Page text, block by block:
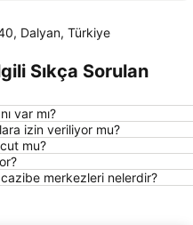
Airport
Halk Plajı
Göl
Koyu
Otobüs Terminali
Turtle Research Rescue and Rehabilitation Centre
Dalyan, Türkiye
Sıkça Sorulan
var mı?
izin veriliyor mu?
mu?
merkezleri nelerdir?